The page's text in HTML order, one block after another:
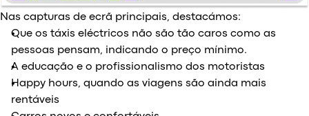
Nas capturas de ecrã principais, destacámos:
Que os táxis eléctricos não são tão caros como as
pessoas pensam, indicando o preço mínimo.
A educação e o profissionalismo dos motoristas
Happy hours, quando as viagens são ainda mais
rentáveis